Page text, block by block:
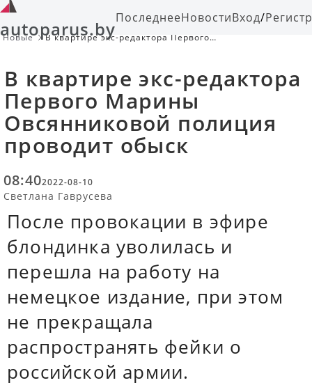
autoparus.byПоследнееНовостиВход/
Новые
В квартире экс-редактора Первого
В квартире экс-редактора
Первого Марины
Овсянниковой полиция
проводит обыск
08:402022-08-10
Светлана Гаврусева
После провокации в эфире
блондинка уволилась и
перешла на работу на
немецкое издание, при этом
не прекращала
распространять фейки о
российской армии.